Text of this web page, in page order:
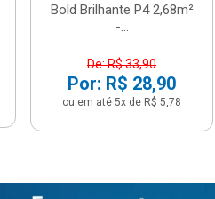
Bold Brilhante P4 2,68m²
-...
De: R$ 33,90
Por: R$ 28,90
ou em até 5x de R$ 5,78